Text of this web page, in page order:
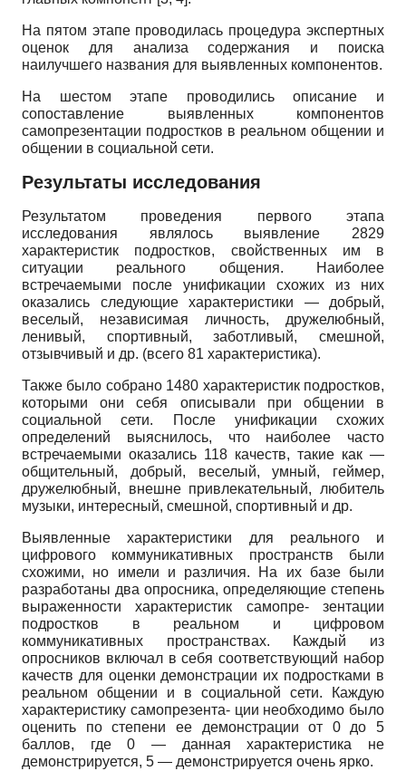
На пятом этапе проводилась процедура экспертных
оценок для анализа содержания и поиска
наилучшего названия для выявленных компонентов.
На шестом этапе проводились описание и
сопоставление выявленных компонентов
самопрезентации подростков в реальном общении и
общении в социальной сети.
Результаты исследования
Результатом проведения первого этапа
исследования являлось выявление 2829
характеристик подростков, свойственных им в
ситуации реального общения. Наиболее
встречаемыми после унификации схожих из них
оказались следующие характеристики — добрый,
веселый, независимая личность, дружелюбный,
ленивый, спортивный, заботливый, смешной,
отзывчивый и др. (всего 81 характеристика).
Также было собрано 1480 характеристик подростков,
которыми они себя описывали при общении в
социальной сети. После унификации схожих
определений выяснилось, что наиболее часто
встречаемыми оказались 118 качеств, такие как —
общительный, добрый, веселый, умный, геймер,
дружелюбный, внешне привлекательный, любитель
музыки, интересный, смешной, спортивный и др.
Выявленные характеристики для реального и
цифрового коммуникативных пространств были
схожими, но имели и различия. На их базе были
разработаны два опросника, определяющие степень
выраженности характеристик самопре- зентации
подростков в реальном и цифровом
коммуникативных пространствах. Каждый из
опросников включал в себя соответствующий набор
качеств для оценки демонстрации их подростками в
реальном общении и в социальной сети. Каждую
характеристику самопрезента- ции необходимо было
оценить по степени ее демонстрации от 0 до 5
баллов, где 0 — данная характеристика не
демонстрируется, 5 — демонстрируется очень ярко.